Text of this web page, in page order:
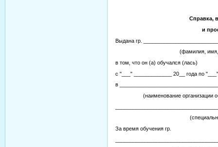
Справка,
и
Выдана гр.
(фамилия, имя, отчество
в том, что он (а) обучался (лась)
с "___" _____________ 20__ года по
в
(наименование организации
(специальность,
За время обучения гр.